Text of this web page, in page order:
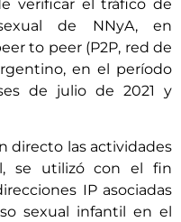
verificar el tráfico de
de NNyA, en
to peer (P2P, red de
en el período
de julio de 2021 y
directo las actividades
se utilizó con el fin
IP asociadas
sexual infantil en el